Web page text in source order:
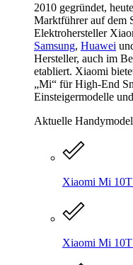
2010 gegründet,
Marktführer auf dem
Elektrohersteller
Samsung, Huawei
Hersteller, auch im
etabliert. Xiaomi
„Mi“ für High-End
Einsteigermodelle
Aktuelle
Xiaomi Mi
Xiaomi Mi